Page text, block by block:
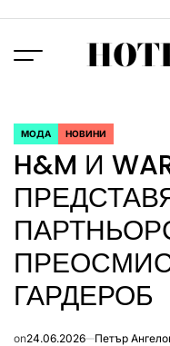
content
Menu
POSTED
IN
МОДА НОВИНИ
H&M И
ГАРДЕРОБ
on24.06.2026 Петър